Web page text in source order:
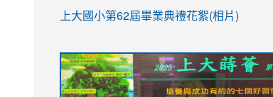
link
YfDQppRvyMk686kIw6SBbssEIZ6WnT/
usp=sharing
上大國小第62屆畢業典禮花絮(相片)
to
https://drive.google.com/file/d/1I-
to
https://sites.google.com/stes.tyc.edu.tw/